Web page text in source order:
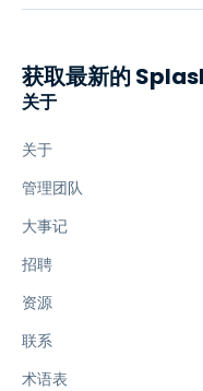
关于
关于
管理团队
大事记
招聘
资源
联系
术语表
获取最新的